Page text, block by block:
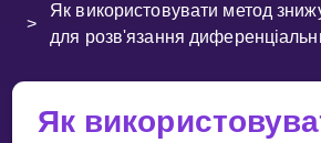
Curriculum
ІГРИ
>
Як використовувати метод
для розв'язання
Як